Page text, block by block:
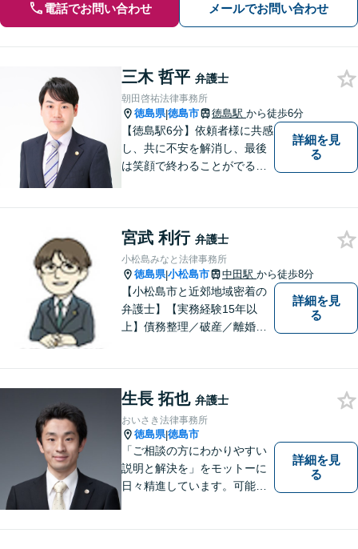
電話でお問い合わせ メールでお問い合わせ
三木 哲平 弁護士
朝田啓祐法律事務所
徳島県|徳島市 徳島駅 から徒歩6分
【徳島駅6分】依頼者様に共感
し、共に不安を解消し、最後
は笑顔で終わることがでるよ
相談にのっています。 まずは
ご相談ください。
詳細を見
る
宮武 利行 弁護士
小松島みなと法律事務所
徳島県|小松島市 中田駅 から徒歩8分
【小松島市と近郊地域密着の
弁護士】【実務経験15年以
上】債務整理／破産／離婚／
幅広くご相談を受付中。実務
経験15年以上の弁護士が誠
実、丁寧に対応致します。
【無料相談あり】
詳細を見
る
生長 拓也 弁護士
おいさき法律事務所
徳島県|徳島市
「ご相談の方にわかりやすい
説明と解決を」をモットーに
日々精進しています。可能な
詳細を見
る